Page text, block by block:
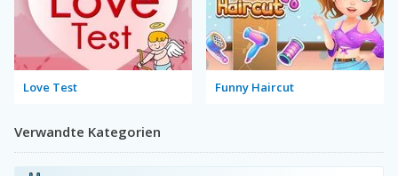
Love Test Funny Haircut
Verwandte Kategorien